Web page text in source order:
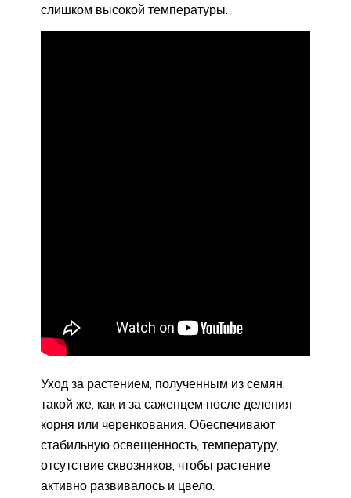
слишком высокой температуры.
Уход за растением, полученным из семян,
такой же, как и за саженцем после деления
корня или черенкования. Обеспечивают
стабильную освещенность, температуру,
отсутствие сквозняков, чтобы растение
активно развивалось и цвело.